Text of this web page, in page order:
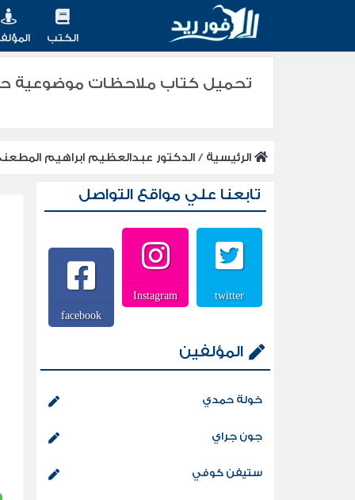
الكتب
الرئيسية /الدكتور عبدالعظيم ابراهيم
تابعنا علي مواقع التواصل
twitter
Instagram
facebook
المؤلفين
خولة حمدي
جون جراي
ستيفن كوفي